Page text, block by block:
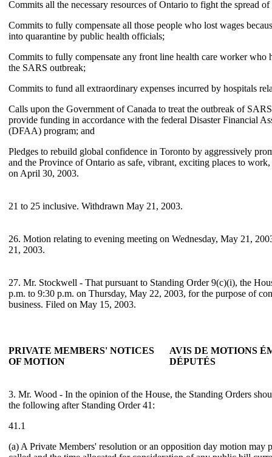
Commits all the necessary resources of Ontario to fight the spread
Commits to fully compensate all those people who lost wages
into quarantine by public health officials;
Commits to fully compensate any front line health care worker who
the SARS outbreak;
Commits to fund all extraordinary expenses incurred by hospitals
Calls upon the Government of Canada to treat the outbreak of
provide funding in accordance with the federal Disaster Financial
(DFAA) program; and
Pledges to rebuild global confidence in Toronto by aggressively
and the Province of Ontario as safe, vibrant, exciting places to
on April 30, 2003.
21 to 25 inclusive. Withdrawn May 21, 2003.
26. Motion relating to evening meeting on Wednesday, May 21,
21, 2003.
27. Mr. Stockwell - That pursuant to Standing Order 9(c)(i), the
p.m. to 9:30 p.m. on Thursday, May 22, 2003, for the purpose of
business. Filed on May 15, 2003.
PRIVATE MEMBERS' NOTICES
OF MOTION
AVIS DE MOTIONS
DÉPUTÉS
3. Mr. Wood - In the opinion of the House, the Standing Orders
the following after Standing Order 41:
41.1
(a) A Private Members' resolution or an opposition day motion may